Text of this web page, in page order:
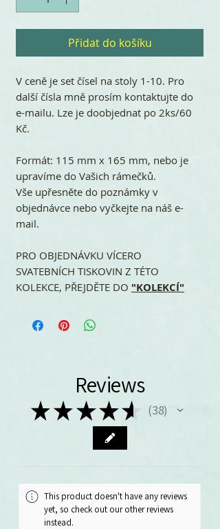
Přidat do košíku
V ceně je set čísel na stoly 1-10. Pro
další čísla mně prosím kontaktujte do
e-mailu. Lze je doobjednat po 2ks/60
Kč.
Formát: 115 mm x 165 mm, nebo je
upravíme do Vašich rámečků.
Vše upřesněte do poznámky v
objednávce nebo vyčkejte na náš e-
mail.
PRO OBJEDNÁVKU VÍCERO
SVATEBNÍCH TISKOVIN Z TÉTO
KOLEKCE, PŘEJDĚTE DO "KOLEKCÍ"
Reviews
★ ★★★★ 38
38
This product doesn't have any reviews
yet, so check out our other reviews
instead.